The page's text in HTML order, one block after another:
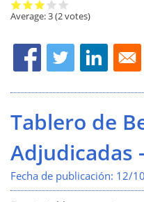
Average:3(2 votes)
Tablero de
Adjudicadas
Fecha de publicación: 12/